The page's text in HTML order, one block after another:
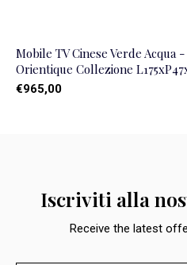
Mobile TV Cinese Verde Acqua -
Orientique Collezione
€965,00
Iscriviti alla
Receive the latest